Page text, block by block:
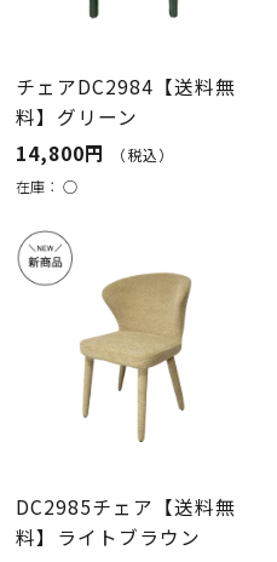
チェアDC2984【送料無
料】グリーン
14,800円
（税込）
在庫：○
DC2985チェア【送料無
料】ライトブラウン